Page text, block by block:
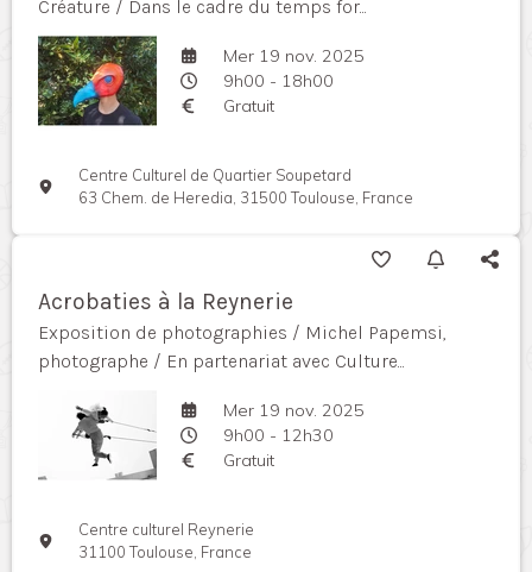
Créature / Dans le cadre du temps for...
Mer 19 nov. 2025
9h00 - 18h00
Gratuit
Centre Culturel de Quartier Soupetard
63 Chem. de Heredia, 31500 Toulouse, France
Acrobaties à la Reynerie
Exposition de photographies / Michel Papemsi,
photographe / En partenariat avec Culture...
Mer 19 nov. 2025
9h00 - 12h30
Gratuit
Centre culturel Reynerie
31100 Toulouse, France